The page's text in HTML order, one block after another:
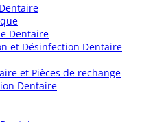
Dentaire
et Désinfection Dentaire
et Pièces de rechange
Dentaire